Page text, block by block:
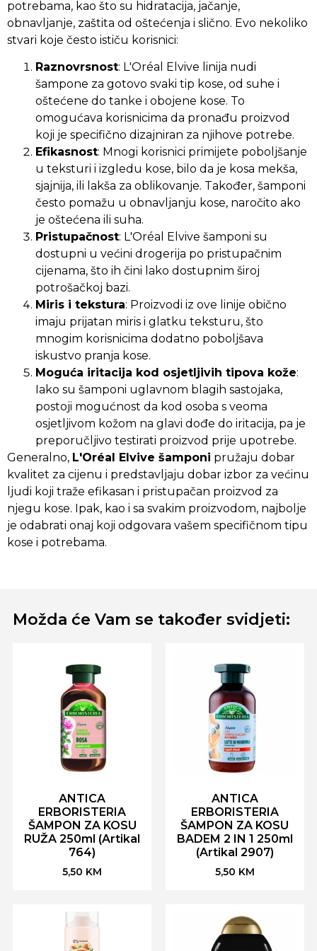
potrebama, kao što su hidratacija, jačanje,
obnavljanje, zaštita od oštećenja i slično. Evo nekoliko
stvari koje često ističu korisnici:
Raznovrsnost: L'Oréal Elvive linija nudi
šampone za gotovo svaki tip kose, od suhe i
oštećene do tanke i obojene kose. To
omogućava korisnicima da pronađu proizvod
koji je specifično dizajniran za njihove potrebe.
Efikasnost: Mnogi korisnici primijete poboljšanje
u teksturi i izgledu kose, bilo da je kosa mekša,
sjajnija, ili lakša za oblikovanje. Također, šamponi
često pomažu u obnavljanju kose, naročito ako
je oštećena ili suha.
Pristupačnost: L'Oréal Elvive šamponi su
dostupni u većini drogerija po pristupačnim
cijenama, što ih čini lako dostupnim široj
potrošačkoj bazi.
Miris i tekstura: Proizvodi iz ove linije obično
imaju prijatan miris i glatku teksturu, što
mnogim korisnicima dodatno poboljšava
iskustvo pranja kose.
Moguća iritacija kod osjetljivih tipova kože:
Iako su šamponi uglavnom blagih sastojaka,
postoji mogućnost da kod osoba s veoma
osjetljivom kožom na glavi dođe do iritacija, pa je
preporučljivo testirati proizvod prije upotrebe.
Generalno, L'Oréal Elvive šamponi pružaju dobar
kvalitet za cijenu i predstavljaju dobar izbor za većinu
ljudi koji traže efikasan i pristupačan proizvod za
njegu kose. Ipak, kao i sa svakim proizvodom, najbolje
je odabrati onaj koji odgovara vašem specifičnom tipu
kose i potrebama.
Možda će Vam se također svidjeti:
ANTICA
ERBORISTERIA
ŠAMPON ZA KOSU
RUŽA 250ml (Artikal
764)
5,50 KM
ANTICA
ERBORISTERIA
ŠAMPON ZA KOSU
BADEM 2 IN 1 250ml
(Artikal 2907)
5,50 KM